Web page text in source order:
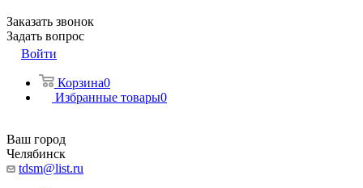
Заказать звонок
Задать вопрос
Войти
Корзина0
Избранные товары0
Ваш город
Челябинск
tdsm@list.ru